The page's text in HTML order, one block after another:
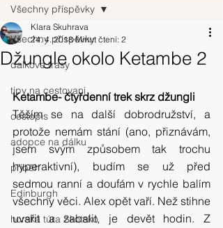
Všechny příspěvky
dalkove trasy
tipy na cestovani
cestopis
adopce na dálku
příběh
Edinburgh
horská túra Skotsko
Všechny příspěvky
Džungle okolo Ketambe 2
Klara Skuhrava
24. 4. 2018 Minut čtení: 2
Ketambe- čtyřdenní trek skrz džungli
Těším se na další dobrodružství, a
protože nemám stání (ano, přiznávám,
jsem svým způsobem tak trochu
hyperaktivní), budím se už před
sedmou ranní a doufám v rychle balím
všechny věci. Alex opět vaří. Než stihne
uvařit a zabalit, je devět hodin. Z